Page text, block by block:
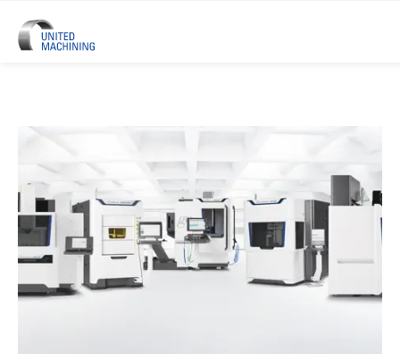
UNITED MACHINING – Sześć